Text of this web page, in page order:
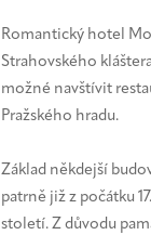
Romantický hotel
Strahovského
možné navštívit
Pražského hradu.
Základ někdejší
patrně již z počátku
století. Z důvodu